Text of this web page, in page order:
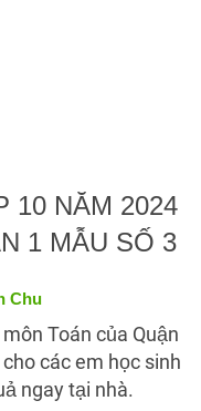
10 NĂM 2024
1 MẪU SỐ 3
Chu
Toán của Quận
các em học sinh
ngay tại nhà.